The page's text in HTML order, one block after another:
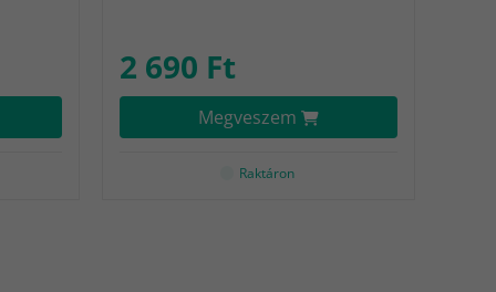
2 690 Ft
Megveszem
Raktáron